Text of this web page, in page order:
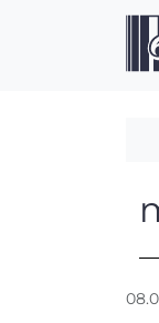
Перейти к
Перейти к